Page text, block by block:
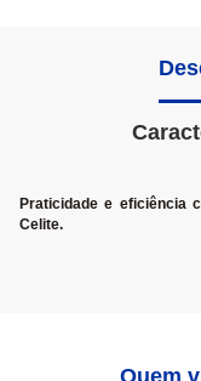
Praticidade e eficiência
Celite.
Quem